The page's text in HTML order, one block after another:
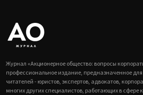
Журнал «Акционерное общество: вопросы
профессиональное издание, предназначенное для
читателей - юристов, экспертов, адвокатов,
многих других специалистов, работающих в сфере